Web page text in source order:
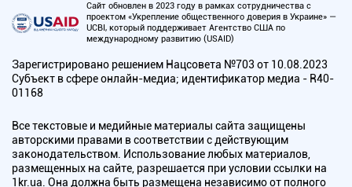
Сайт обновлен в 2023 году в рамках сотрудничества с
проектом «Укрепление общественного доверия в Украине» —
UCBI, который поддерживает Агентство США по
международному развитию (USAID)
Зарегистрировано решением Нацсовета №703 от 10.08.2023
Субъект в сфере онлайн-медиа; идентификатор медиа - R40-
01168
Все текстовые и медийные материалы сайта защищены
авторскими правами в соответствии с действующим
законодательством. Использование любых материалов,
размещенных на сайте, разрешается при условии ссылки на
1kr.ua. Она должна быть размещена независимо от полного